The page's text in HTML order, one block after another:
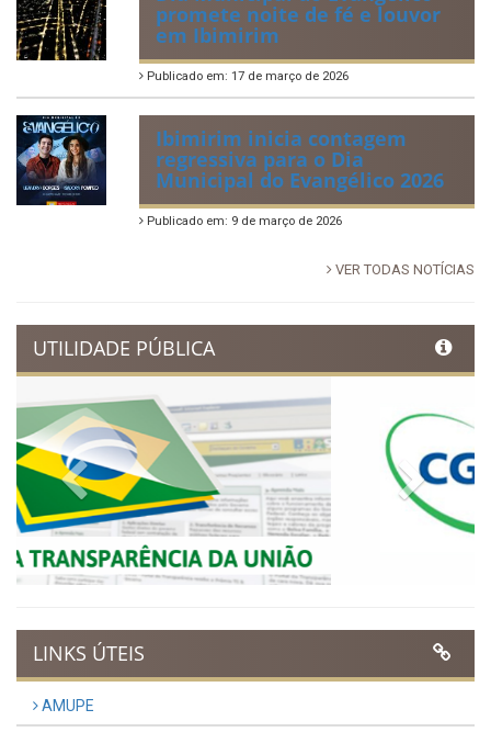
88ª Tradicional Festa de Santo
Antônio fortalece cultura,
tradição e movimenta a
economia de Ibimirim
Publicado em: 14 de junho de 2026
Dia Municipal do Evangélico
promete noite de fé e louvor
Ibimirim inicia contagem
regressiva para o Dia
Municipal do Evangélico 2026
Publicado em: 9 de março de 2026
VER TODAS NOTÍCIAS
UTILIDADE PÚBLICA
Previous Next